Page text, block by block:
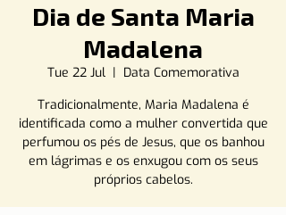
Dia de Santa Maria
Madalena
Tue 22 Jul
  |
Data Comemorativa
Tradicionalmente, Maria Madalena é
identificada como a mulher convertida que
perfumou os pés de Jesus, que os banhou
em lágrimas e os enxugou com os seus
próprios cabelos.